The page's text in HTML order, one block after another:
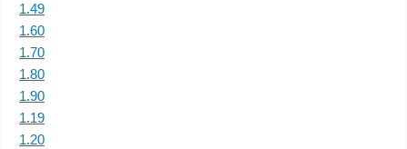
1.49
1.60
1.70
1.80
1.90
1.19
1.20